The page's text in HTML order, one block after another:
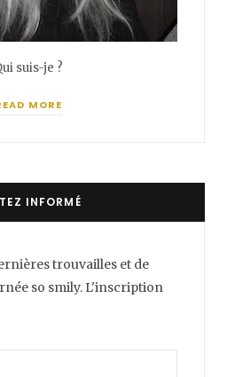
suis-je ?
MORE
INFORMÉ
trouvailles et de
so smily. L'inscription